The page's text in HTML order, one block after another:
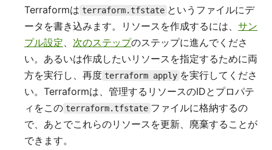
Terraformは terraform.tfstate というファイルにデ
ータを書き込みます。リソースを作成するには、 サン
プル設定、 次のステップのステップに進んでくださ
い。あるいは作成したいリソースを指定するために両
方を実行し、再度 terraform apply を実行してくださ
い。Terraformは、管理するリソースのIDとプロパテ
ィをこの terraform.tfstate ファイルに格納するの
で、あとでこれらのリソースを更新、廃棄することが
できます。